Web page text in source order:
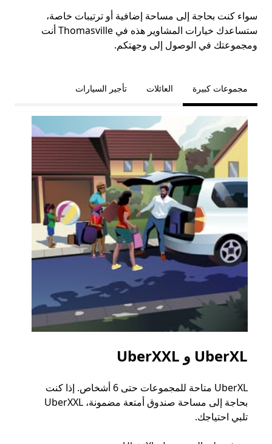
سواء كنت بحاجة إلى مساحة إضافية أو ترتيبات خاصة،
ستساعدك خيارات المشاوير هذه في Thomasville أنت
ومجموعتك في الوصول إلى وجهتكم.
مجموعات كبيرة العائلات تأجير السيارات
UberXL و UberXXL
UberXL متاحة للمجموعات حتى 6 أشخاص. إذا كنت
بحاجة إلى مساحة صندوق أمتعة مضمونة، UberXXL
تلبي احتياجك.